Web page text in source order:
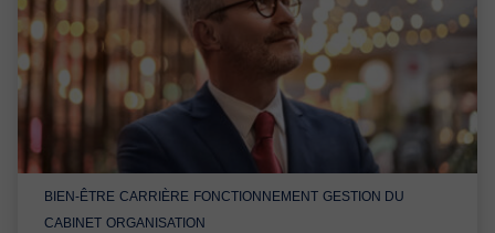
BIEN-ÊTRE CARRIÈRE FONCTIONNEMENT GESTION DU
CABINET ORGANISATION